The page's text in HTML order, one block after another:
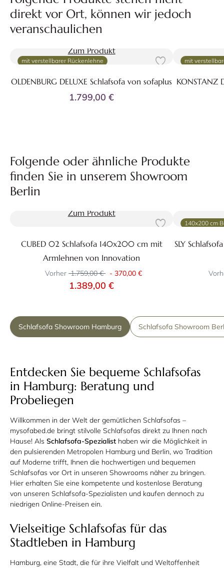
direkt vor Ort, können wir jedoch
veranschaulichen
mit verstellbarer Rückenlehne
Zum Produkt
OLDENBURG DELUXE Schlafsofa von sofaplus
1.799,00 €
mit
KONSTANZ
Folgende oder ähnliche Produkte
finden Sie in unserem Showroom
Berlin
Zum Produkt
CUBED 02 Schlafsofa 140x200 cm mit
Armlehnen von Innovation
Vorher 1.759,00 € - 370,00 €
1.389,00 €
140x200 cm
SLY
Schlafsofa Showroom Hamburg Schlafsofa Showroom
Entdecken Sie bequeme Schlafsofas
in Hamburg: Beratung und
Probeliegen
Willkommen in der Welt der gemütlichen Schlafsofas –
mysofabed.de bringt stilvolle Schlafsofas direkt zu Ihnen nach
Hause! Als Schlafsofa-Spezialist haben wir die Möglichkeit in
den pulsierenden Metropolen Hamburg und Berlin, wo Tradition
auf Moderne trifft, Ihnen die hochwertigen und bequemen
Schlafsofas vor Ort in unseren Showrooms näher zu bringen.
Hier erhalten Sie eine kompetente und kostenlose Beratung
von unseren Schlafsofa-Spezialisten und kaufen dennoch zu
niedrigen Online-Preisen ein.
Vielseitige Schlafsofas für das
Stadtleben in Hamburg
Hamburg, eine Stadt, die für ihre Vielfalt und Weltoffenheit